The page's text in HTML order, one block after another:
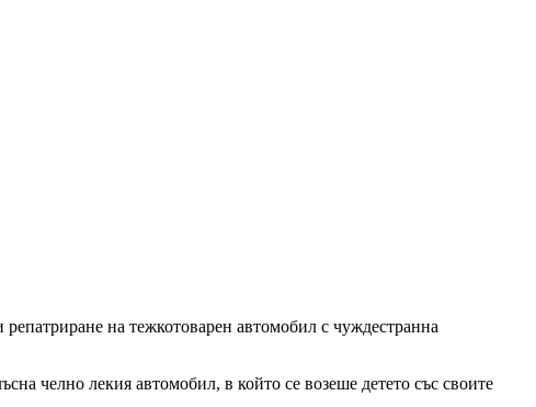
на тежкотоварен автомобил с чуждестранна
челно лекия автомобил, в който се возеше детето със своите